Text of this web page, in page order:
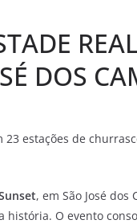
DOS
estações de
, em São José dos
história. O evento